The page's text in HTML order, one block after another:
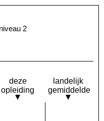
2
deze
opleiding
landelijk
gemiddelde